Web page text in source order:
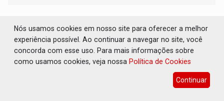
Nós usamos cookies em nosso site para oferecer a melhor
experiência possível. Ao continuar a navegar no site, você
concorda com esse uso. Para mais informações sobre
como usamos cookies, veja nossa Política de Cookies
Continuar